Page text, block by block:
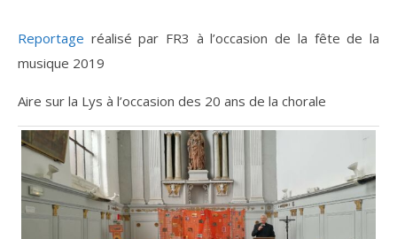
Reportage réalisé par FR3 à l’occasion de la fête de la
musique 2019
Aire sur la Lys à l’occasion des 20 ans de la chorale